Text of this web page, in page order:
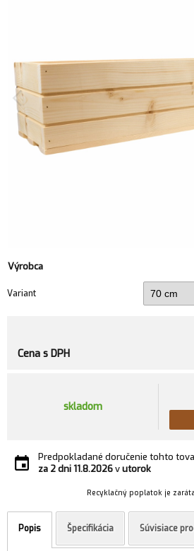
Výrobca
Variant
Cena s DPH
skladom
Predpokladané doručenie tohto
za 2 dni11.8.2026vutorok
Recyklačný poplatok je
Popis Špecifikácia Súvisiace